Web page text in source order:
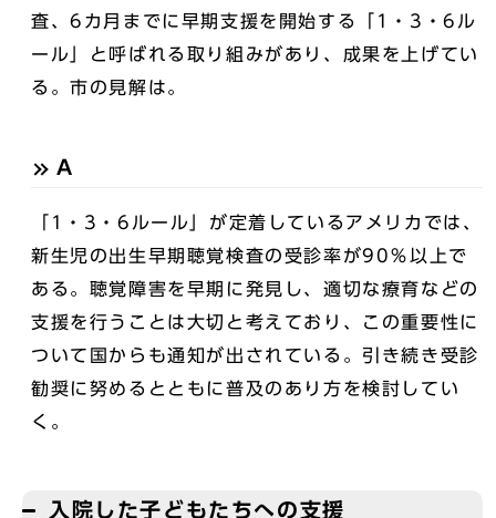
査、6カ月までに早期支援を開始する「1・3・6ル
ール」と呼ばれる取り組みがあり、成果を上げてい
る。市の見解は。
A
「1・3・6ルール」が定着しているアメリカでは、
新生児の出生早期聴覚検査の受診率が90％以上で
ある。聴覚障害を早期に発見し、適切な療育などの
支援を行うことは大切と考えており、この重要性に
ついて国からも通知が出されている。引き続き受診
勧奨に努めるとともに普及のあり方を検討してい
く。
入院した子どもたちへの支援